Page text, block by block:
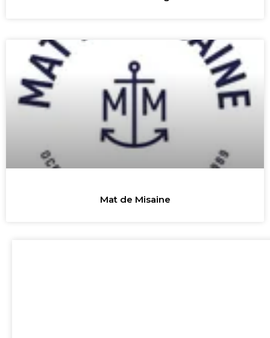
Mat de Misaine